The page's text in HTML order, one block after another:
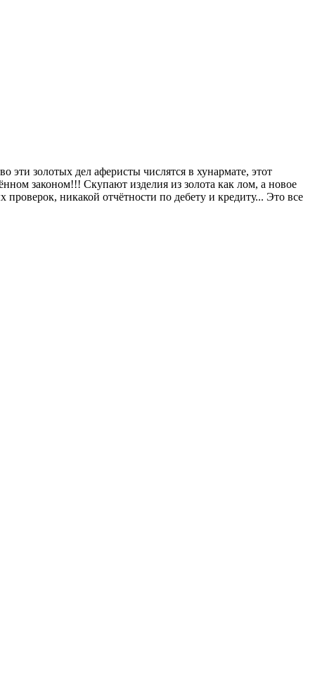
золотых дел аферисты числятся в хунармате, этот
законом!!! Скупают изделия из золота как лом, а новое
никакой отчётности по дебету и кредиту... Это все